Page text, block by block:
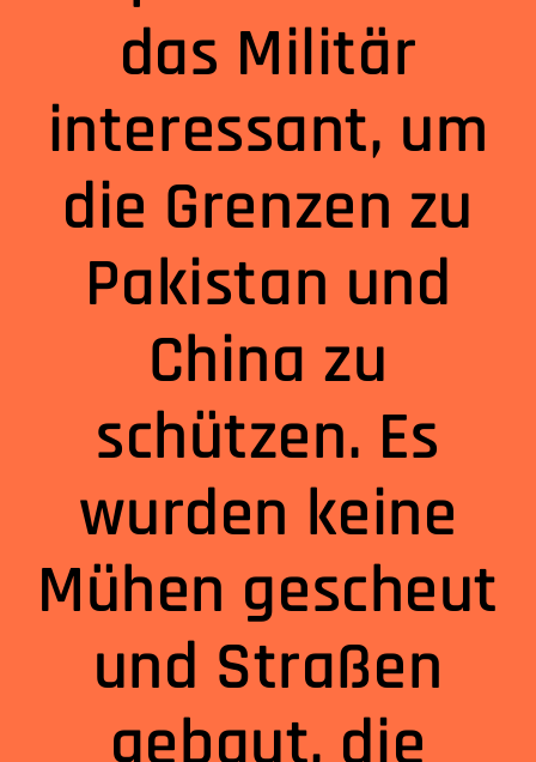
das Militär
interessant, um
die Grenzen zu
Pakistan und
China zu
schützen. Es
wurden keine
Mühen gescheut
und Straßen
gebaut, die